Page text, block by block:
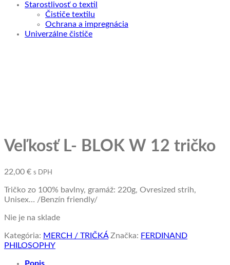
Starostlivosť o textil
Čističe textilu
Ochrana a impregnácia
Univerzálne čističe
Veľkosť L- BLOK W 12 tričko
22,00 € s DPH
Tričko zo 100% bavlny, gramáž: 220g, Ovresized strih,
Unisex… /Benzín friendly/
Nie je na sklade
Kategória: MERCH / TRIČKÁ Značka: FERDINAND
PHILOSOPHY